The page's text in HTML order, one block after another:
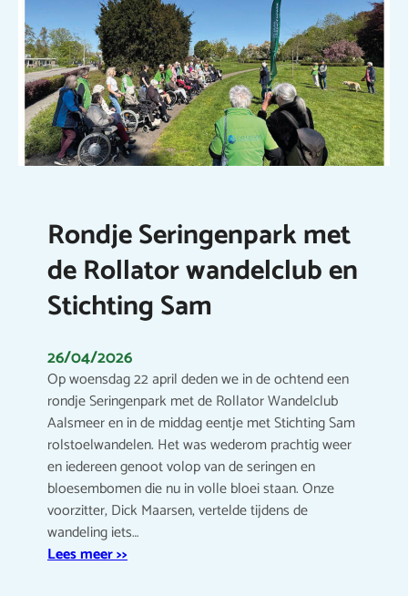
Rondje Seringenpark met
de Rollator wandelclub en
Stichting Sam
26/04/2026
Op woensdag 22 april deden we in de ochtend een
rondje Seringenpark met de Rollator Wandelclub
Aalsmeer en in de middag eentje met Stichting Sam
rolstoelwandelen. Het was wederom prachtig weer
en iedereen genoot volop van de seringen en
bloesembomen die nu in volle bloei staan. Onze
voorzitter, Dick Maarsen, vertelde tijdens de
wandeling iets…
Lees meer >>